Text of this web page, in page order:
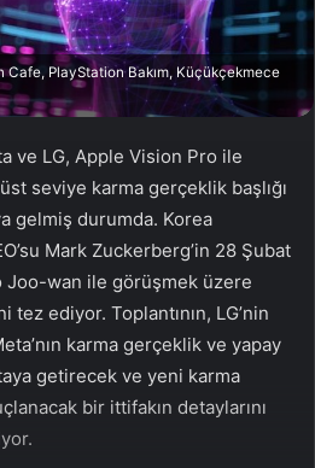
g
ö
n
d
r
m
e
k
Cafe, PlayStation Bakım, Küçükçekmece
ve LG, Apple Vision Pro ile
seviye karma gerçeklik başlığı
gelmiş durumda. Korea
Mark Zuckerberg’in 28 Şubat
Joo-wan ile görüşmek üzere
tez ediyor. Toplantının, LG’nin
karma gerçeklik ve yapay
getirecek ve yeni karma
bir ittifakın detaylarını